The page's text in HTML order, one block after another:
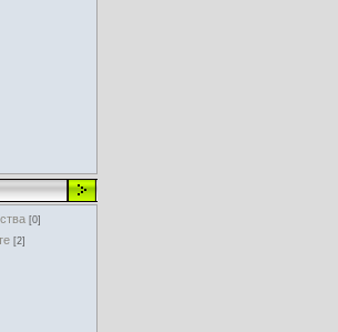
[0]
[2]